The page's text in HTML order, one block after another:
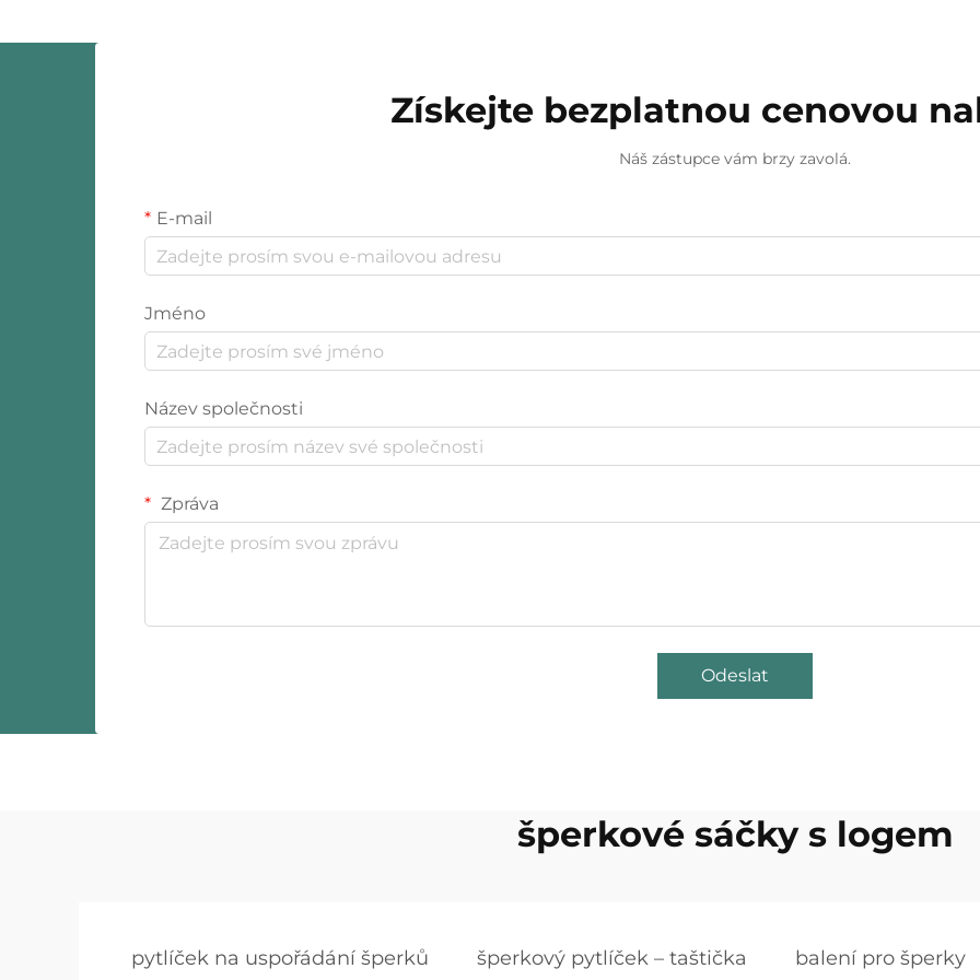
Získejte bezplatnou cenovou
Náš zástupce vám brzy zavolá.
E-mail
Jméno
Název společnosti
Zpráva
Odeslat
šperkové sáčky s logem
pytlíček na uspořádání šperků šperkový pytlíček – taštička balení pro šperky